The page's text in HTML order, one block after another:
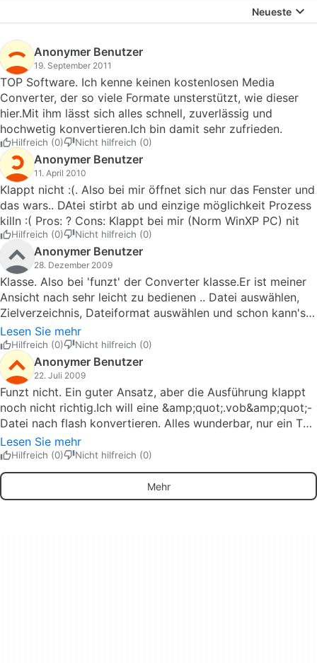
Neueste
Anonymer Benutzer
19. September 2011
TOP Software. Ich kenne keinen kostenlosen Media
Converter, der so viele Formate unsterstützt, wie dieser
hier.Mit ihm lässt sich alles schnell, zuverlässig und
hochwetig konvertieren.Ich bin damit sehr zufrieden.
Hilfreich (0) Nicht hilfreich (0)
Anonymer Benutzer
11. April 2010
Klappt nicht :(. Also bei mir öffnet sich nur das Fenster und
das wars.. DAtei stirbt ab und einzige möglichkeit Prozess
killn :( Pros: ? Cons: Klappt bei mir (Norm WinXP PC) nit
Hilfreich (0) Nicht hilfreich (0)
Anonymer Benutzer
28. Dezember 2009
Klasse. Also bei 'funzt' der Converter klasse.Er ist meiner
Ansicht nach sehr leicht zu bedienen .. Datei auswählen,
Zielverzeichnis, Dateiformat auswählen und schon kann's
losgehen. MassenUmwandlungen auch sehr leicht möglich.
Die Sprache muss am Anfang umgestellt werden aber das
ist auch ziemlich einfach ;) .. Also mehr brauch ich nicht.
Von daher, Super ! Pros: Sehr leicht zu
bedienenübersichtlich
Lesen Sie mehr
Hilfreich (0) Nicht hilfreich (0)
Anonymer Benutzer
22. Juli 2009
Funzt nicht. Ein guter Ansatz, aber die Ausführung klappt
noch nicht richtig.Ich will eine &amp;quot;.vob&amp;quot;-
Datei nach flash konvertieren. Alles wunderbar, nur ein Teil
des Vids fehlt. Nach anderen Formaten das Gleiche....Das
beste Prog ist das (Kauf-)Prog need4 video converter -
oder weiß jemand ein funktionierendes gutes Prog?pbrock
Pros: Gratis, so weit ganz gut Cons: convertiert nicht zu
Ende!!!!
Lesen Sie mehr
Hilfreich (0) Nicht hilfreich (0)
Mehr